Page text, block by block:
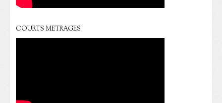
COURTS METRAGES